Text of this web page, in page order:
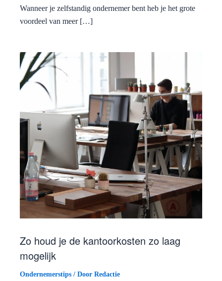
Wanneer je zelfstandig ondernemer bent heb je het grote
voordeel van meer […]
Zo houd je de kantoorkosten zo laag
mogelijk
Ondernemerstips / Door Redactie